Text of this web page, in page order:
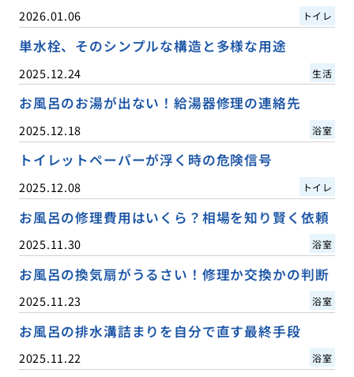
2026.01.06 トイレ
単水栓、そのシンプルな構造と多様な用途
2025.12.24 生活
お風呂のお湯が出ない！給湯器修理の連絡先
2025.12.18 浴室
トイレットペーパーが浮く時の危険信号
2025.12.08 トイレ
お風呂の修理費用はいくら？相場を知り賢く依頼
2025.11.30 浴室
お風呂の換気扇がうるさい！修理か交換かの判断
2025.11.23 浴室
お風呂の排水溝詰まりを自分で直す最終手段
2025.11.22 浴室